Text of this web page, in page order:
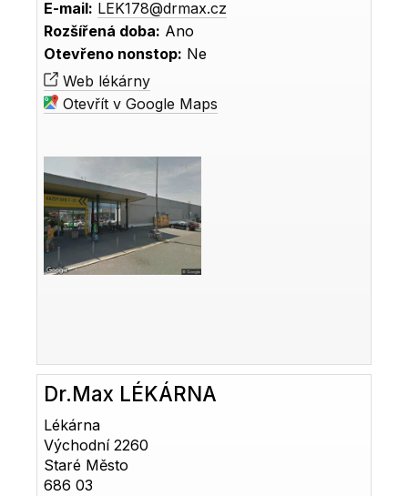
E-mail: LEK178@drmax.cz
Rozšířená doba: Ano
Otevřeno nonstop: Ne
Web lékárny
Otevřít v Google Maps
Dr.Max LÉKÁRNA
Lékárna
Východní 2260
Staré Město
686 03